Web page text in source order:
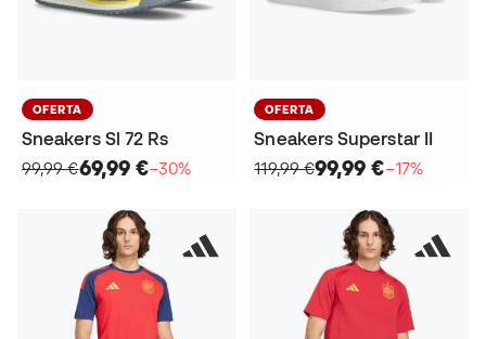
OFERTA
Sneakers Sl 72 Rs
99,99 €69,99 €−30%
OFERTA
Sneakers Superstar II
119,99 €99,99 €−17%